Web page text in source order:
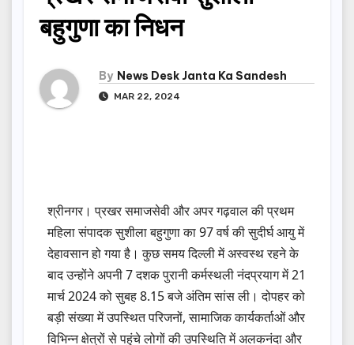
बहुगुणा का निधन
By News Desk Janta Ka Sandesh
MAR 22, 2024
श्रीनगर। प्रखर समाजसेवी और अपर गढ़वाल की प्रथम
महिला संपादक सुशीला बहुगुणा का 97 वर्ष की सुदीर्घ आयु में
देहावसान हो गया है। कुछ समय दिल्ली में अस्वस्थ रहने के
बाद उन्होंने अपनी 7 दशक पुरानी कर्मस्थली नंदप्रयाग में 21
मार्च 2024 को सुबह 8.15 बजे अंतिम सांस ली। दोपहर को
बड़ी संख्या में उपस्थित परिजनों, सामाजिक कार्यकर्ताओं और
विभिन्न क्षेत्रों से पहुंचे लोगों की उपस्थिति में अलकनंदा और